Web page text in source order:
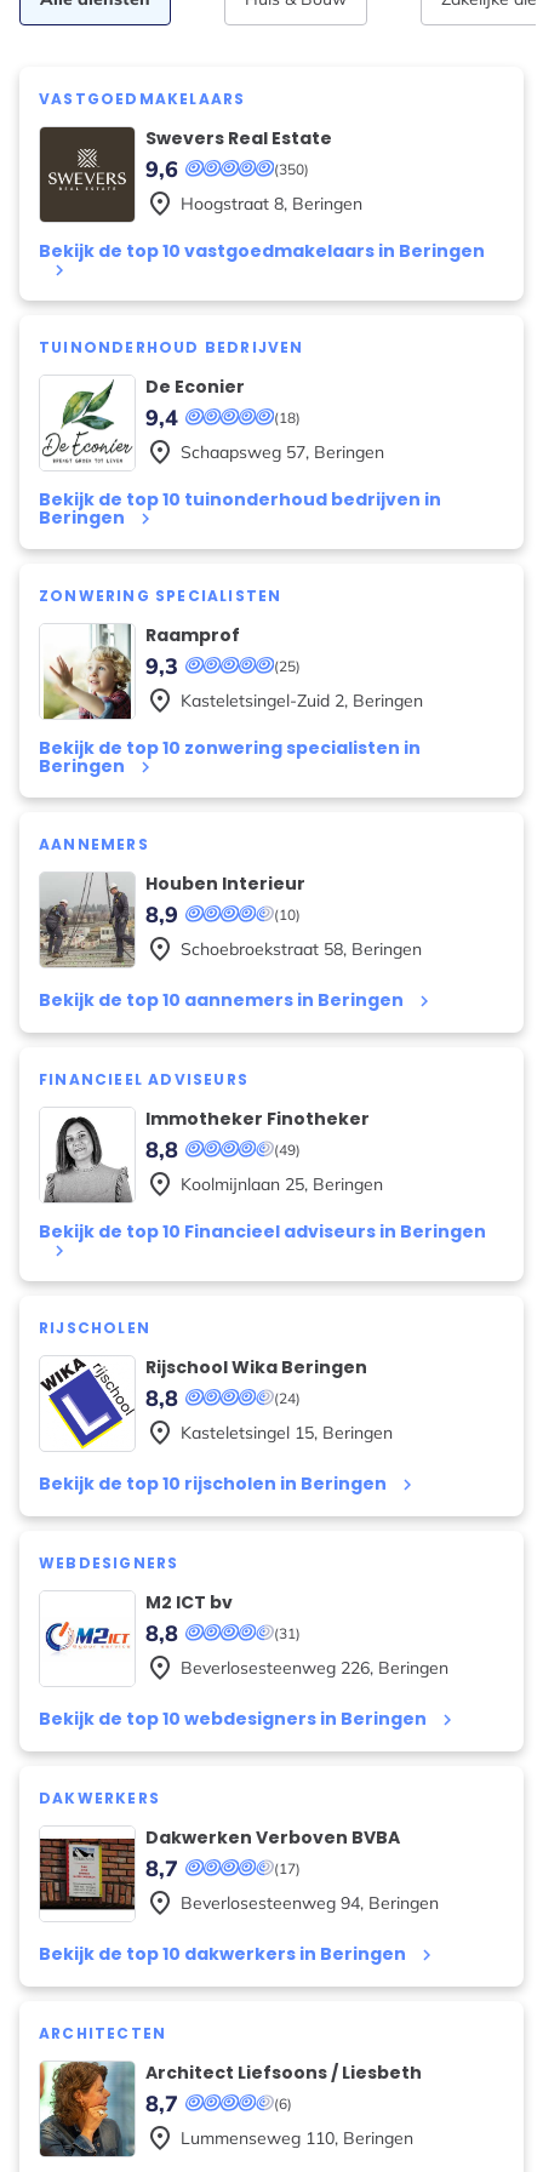
VASTGOEDMAKELAARS
Swevers Real Estate
(350)
9,6
Bekijk de top 10 vastgoedmakelaars in Beringen
keyboard_arrow_right
place Hoogstraat 8, Beringen
TUINONDERHOUD BEDRIJVEN
De Econier
(18)
9,4
Bekijk de top 10 tuinonderhoud bedrijven in
Beringen keyboard_arrow_right
place Schaapsweg 57, Beringen
ZONWERING SPECIALISTEN
Raamprof
(25)
9,3
Bekijk de top 10 zonwering specialisten in
Beringen keyboard_arrow_right
place Kasteletsingel-Zuid 2, Beringen
AANNEMERS
Houben Interieur
(10)
8,9
Bekijk de top 10 aannemers in Beringen keyboard_arrow_right
place Schoebroekstraat 58, Beringen
FINANCIEEL ADVISEURS
Immotheker Finotheker
(49)
8,8
Bekijk de top 10 Financieel adviseurs in Beringen
keyboard_arrow_right
place Koolmijnlaan 25, Beringen
RIJSCHOLEN
Rijschool Wika Beringen
(24)
8,8
Bekijk de top 10 rijscholen in Beringen keyboard_arrow_right
place Kasteletsingel 15, Beringen
WEBDESIGNERS
M2 ICT bv
(31)
8,8
Bekijk de top 10 webdesigners in Beringen keyboard_arrow_right
place Beverlosesteenweg 226, Beringen
DAKWERKERS
Dakwerken Verboven BVBA
(17)
8,7
Bekijk de top 10 dakwerkers in Beringen keyboard_arrow_right
place Beverlosesteenweg 94, Beringen
ARCHITECTEN
Architect Liefsoons / Liesbeth
(6)
8,7
place Lummenseweg 110, Beringen